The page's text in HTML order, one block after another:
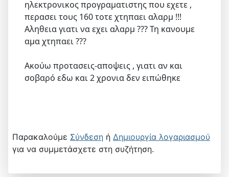
ηλεκτρονικος προγραματιστης που εχετε ,
περασει τους 160 τοτε χτηπαει αλαρμ !!!
Αληθεια γιατι να εχει αλαρμ ??? Τη κανουμε
αμα χτηπαει ???
Ακούω προτασεις-αποψεις , γιατι αν και
σοβαρό εδω και 2 χρονια δεν ειπώθηκε
Παρακαλούμε Σύνδεση ή Δημιουργία λογαριασμού
για να συμμετάσχετε στη συζήτηση.